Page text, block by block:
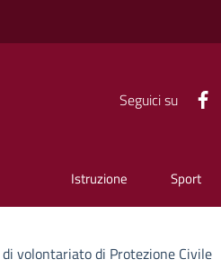
Seguici su
Istruzione Sport
volontariato di Protezione Civile